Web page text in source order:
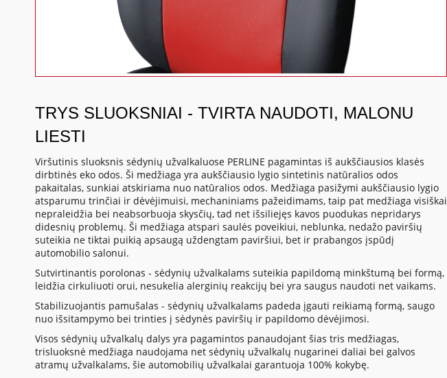
TRYS SLUOKSNIAI - TVIRTA NAUDOTI, MALONU
LIESTI
Viršutinis sluoksnis sėdynių užvalkaluose PERLINE pagamintas iš aukščiausios klasės
dirbtinės eko odos. Ši medžiaga yra aukščiausio lygio sintetinis natūralios odos
pakaitalas, sunkiai atskiriama nuo natūralios odos. Medžiaga pasižymi aukščiausio lygio
atsparumu trinčiai ir dėvėjimuisi, mechaniniams pažeidimams, taip pat medžiaga visiškai
nepraleidžia bei neabsorbuoja skysčių, tad net išsiliejęs kavos puodukas nepridarys
didesnių problemų. Ši medžiaga atspari saulės poveikiui, neblunka, nedažo paviršių
suteikia ne tiktai puikią apsaugą uždengtam paviršiui, bet ir prabangos įspūdį
automobilio salonui.
Sutvirtinantis porolonas - sėdynių užvalkalams suteikia papildomą minkštumą bei formą,
leidžia cirkuliuoti orui, nesukelia alerginių reakcijų bei yra saugus naudoti net vaikams.
Stabilizuojantis pamušalas - sėdynių užvalkalams padeda įgauti reikiamą formą, saugo
nuo išsitampymo bei trinties į sėdynės paviršių ir papildomo dėvėjimosi.
Visos sėdynių užvalkalų dalys yra pagamintos panaudojant šias tris medžiagas,
trisluoksnė medžiaga naudojama net sėdynių užvalkalų nugarinei daliai bei galvos
atramų užvalkalams, šie automobilių užvalkalai garantuoja 100% kokybę.